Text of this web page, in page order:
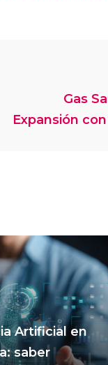
Gas
Expansión
Artificial en
saber